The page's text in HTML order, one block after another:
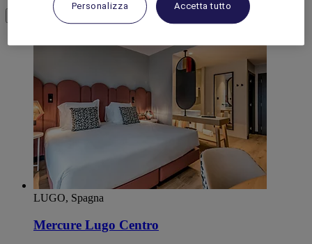
See more items
LUGO, Spagna
Mercure Lugo Centro
Personalizza Accetta tutto